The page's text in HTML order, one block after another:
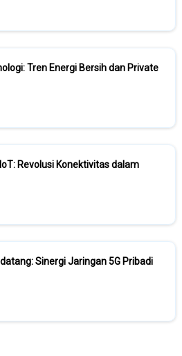
Tren Energi Bersih dan Private
Revolusi Konektivitas dalam
Sinergi Jaringan 5G Pribadi